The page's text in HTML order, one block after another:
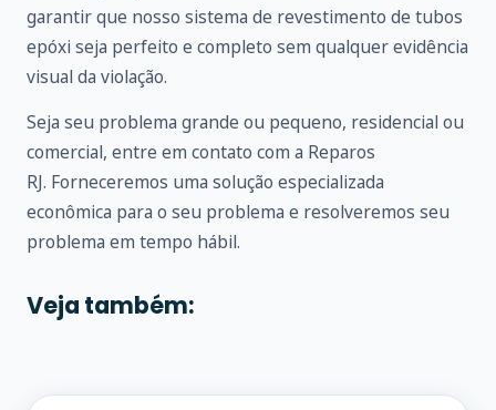
garantir que nosso sistema de revestimento de tubos
epóxi seja perfeito e completo sem qualquer evidência
visual da violação.
Seja seu problema grande ou pequeno, residencial ou
comercial, entre em contato com a Reparos
RJ. Forneceremos uma solução especializada
econômica para o seu problema e resolveremos seu
problema em tempo hábil.
Veja também: